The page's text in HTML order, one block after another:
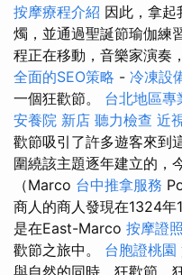
按摩療程介紹 因此，拿起
燭，並通過聖誕節瑜伽練
程正在移動，音樂家演奏
全面的SEO策略 - 冷凍設
一個狂歡節。 台北地區專
安養院 新店 聽力檢查 近
歡節吸引了許多遊客來到
圍繞該主題逐年建立的，
（Marco 台中推拿服務
商人的商人發現在1324
是在East-Marco 按摩證
歡節之旅中。 台胞證桃園
與自然的同時，狂歡節，